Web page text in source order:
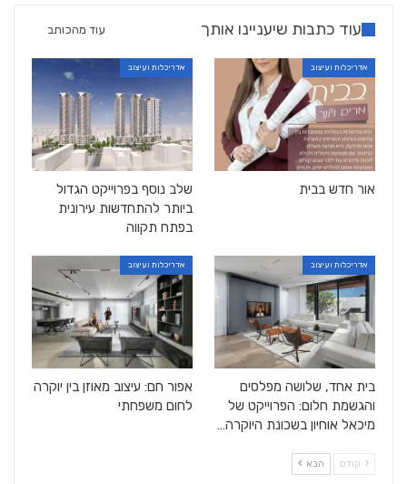
עוד כתבות שיעניינו אותך עוד מהכותב
אדריכלות ועיצוב
אור חדש בבית
אדריכלות ועיצוב
שלב נוסף בפרוייקט הגדול
ביותר להתחדשות עירונית
בפתח תקווה
אדריכלות ועיצוב
בית אחד, שלושה מפלסים
והגשמת חלום: הפרוייקט של
מיכאל אוחיון בשכונת היוקרה…
אדריכלות ועיצוב
אפור חם: עיצוב מאוזן בין יוקרה
לחום משפחתי
קודם הבא